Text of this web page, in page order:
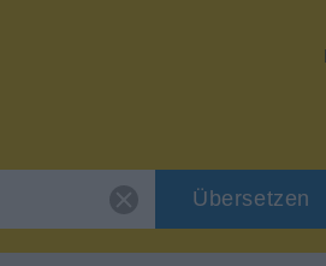
Übersetzen